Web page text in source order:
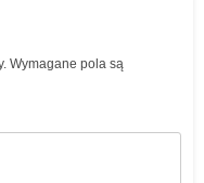
Wymagane pola są